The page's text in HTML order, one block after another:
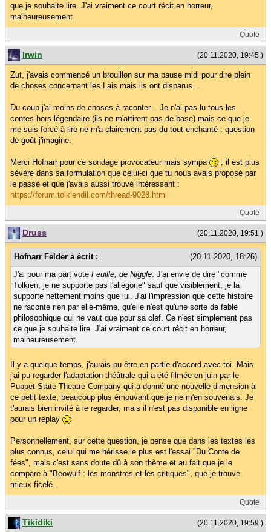
que je souhaite lire. J'ai vraiment ce court récit en horreur,
malheureusement.
Quote
(20.11.2020, 19:45 )
Irwin
Zut, j'avais commencé un brouillon sur ma pause midi pour dire plein
de choses concernant les Lais mais ils ont disparus...
Du coup j'ai moins de choses à raconter... Je n'ai pas lu tous les
contes hors-légendaire (ils ne m'attirent pas de base) mais ce que je
me suis forcé à lire ne m'a clairement pas du tout enchanté : question
de goût j'imagine.
Merci Hofnarr pour ce sondage provocateur mais sympa
; il est plus
sévère dans sa formulation que celui-ci que tu nous avais proposé par
le passé et que j'avais aussi trouvé intéressant :
https://forum.tolkiendil.com/thread-9028.html
Quote
(20.11.2020, 19:51 )
Druss
(20.11.2020, 18:26)
Hofnarr Felder a écrit :
J'ai pour ma part voté Feuille, de Niggle . J'ai envie de dire "comme
Tolkien, je ne supporte pas l'allégorie" sauf que visiblement, je la
supporte nettement moins que lui. J'ai l'impression que cette histoire
ne raconte rien par elle-même, qu'elle n'est qu'une sorte de fable
philosophique qui ne vaut que pour sa clef. Ce n'est simplement pas
ce que je souhaite lire. J'ai vraiment ce court récit en horreur,
malheureusement.
Il y a quelque temps, j'aurais pu être en partie d'accord avec toi. Mais
j'ai pu regarder l'adaptation théâtrale qui a été filmée en juin par le
Puppet State Theatre Company qui a donné une nouvelle dimension à
ce petit texte, beaucoup plus émouvant que je ne m'en souvenais. Je
t'aurais bien invité à le regarder, mais il n'est pas disponible en ligne
pour un replay
Personnellement, sur cette question, je pense que dans les textes les
plus connus, celui qui me hérisse le plus est l'essai "Du Conte de
fées", mais c'est sans doute dû à son thème et au fait que je le
compare à "Beowulf : les monstres et les critiques", que je trouve
mieux ficelé.
Quote
(20.11.2020, 19:59 )
Tikidiki